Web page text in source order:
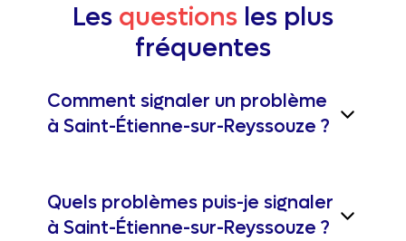
Les questions les plus
fréquentes
Comment signaler un problème
à Saint-Étienne-sur-Reyssouze ?
Quels problèmes puis-je signaler
à Saint-Étienne-sur-Reyssouze ?